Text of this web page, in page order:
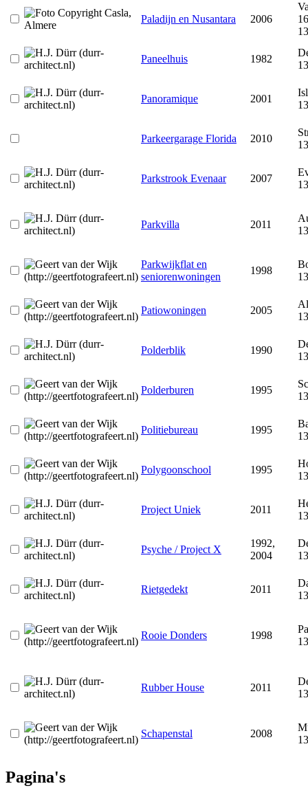
Paladijn en Nusantara 2006
Paneelhuis 1982
Panoramique 2001
Parkeergarage Florida 2010
Parkstrook Evenaar 2007
Parkvilla 2011
Parkwijkflat en
seniorenwoningen
1998
Patiowoningen 2005
Polderblik 1990
Polderburen 1995
Politiebureau 1995
Polygoonschool 1995
Project Uniek 2011
Psyche / Project X
1992,
2004
Rietgedekt 2011
Rooie Donders 1998
Rubber House 2011
Schapenstal 2008
Pagina's